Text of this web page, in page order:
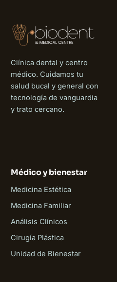
Clínica dental y centro
médico. Cuidamos tu
salud bucal y general con
tecnología de vanguardia
y trato cercano.
Médico y bienestar
Medicina Estética
Medicina Familiar
Análisis Clínicos
Cirugía Plástica
Unidad de Bienestar